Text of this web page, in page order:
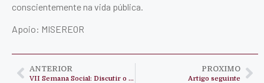
conscientemente na vida pública.
Apoio: MISEREOR
ANTERIOR
VII Semana Social: Discutir o que é de todas e todos
PROXIMO
Artigo seguinte